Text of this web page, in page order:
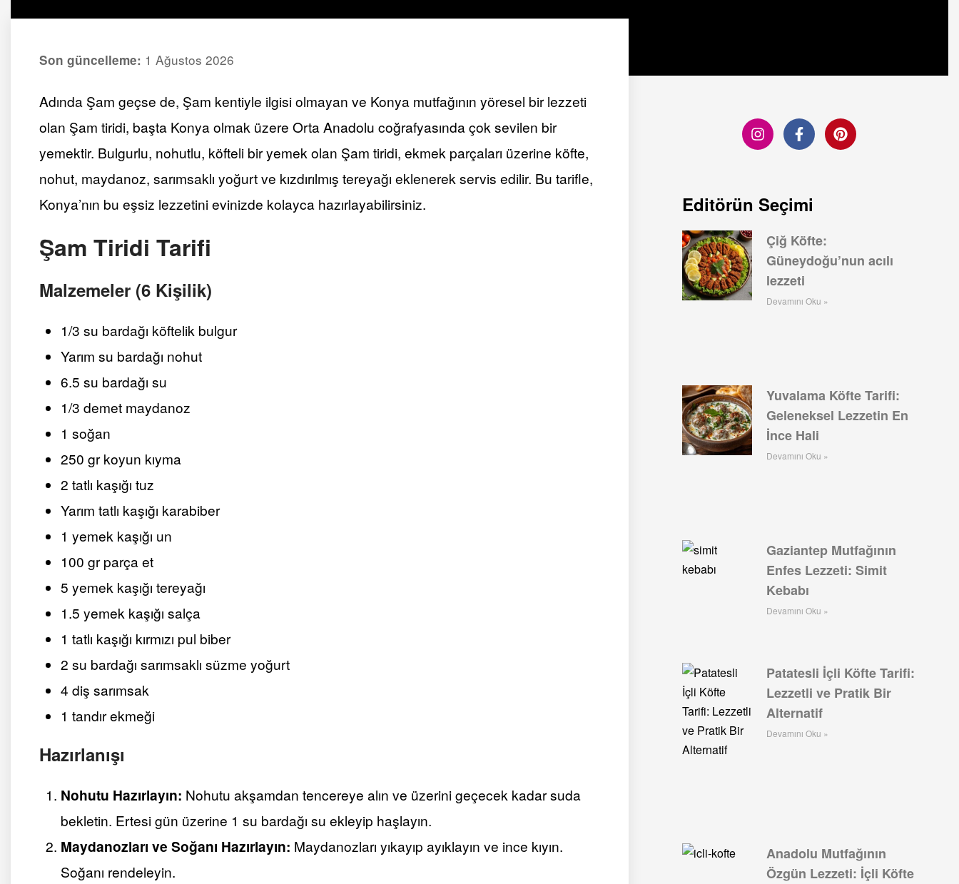
Son güncelleme: 1 Ağustos 2026
Adında Şam geçse de, Şam kentiyle ilgisi olmayan ve Konya mutfağının yöresel bir lezzeti
olan Şam tiridi, başta Konya olmak üzere Orta Anadolu coğrafyasında çok sevilen bir
yemektir. Bulgurlu, nohutlu, köfteli bir yemek olan Şam tiridi, ekmek parçaları üzerine köfte,
nohut, maydanoz, sarımsaklı yoğurt ve kızdırılmış tereyağı eklenerek servis edilir. Bu tarifle,
Konya’nın bu eşsiz lezzetini evinizde kolayca hazırlayabilirsiniz.
Şam Tiridi Tarifi
Malzemeler (6 Kişilik)
1/3 su bardağı köftelik bulgur
Yarım su bardağı nohut
6.5 su bardağı su
1/3 demet maydanoz
1 soğan
250 gr koyun kıyma
2 tatlı kaşığı tuz
Yarım tatlı kaşığı karabiber
1 yemek kaşığı un
100 gr parça et
5 yemek kaşığı tereyağı
1.5 yemek kaşığı salça
1 tatlı kaşığı kırmızı pul biber
2 su bardağı sarımsaklı süzme yoğurt
4 diş sarımsak
1 tandır ekmeği
Hazırlanışı
Nohutu Hazırlayın: Nohutu akşamdan tencereye alın ve üzerini geçecek kadar suda
bekletin. Ertesi gün üzerine 1 su bardağı su ekleyip haşlayın.
Maydanozları ve Soğanı Hazırlayın: Maydanozları yıkayıp ayıklayın ve ince kıyın.
Soğanı rendeleyin.
Editörün Seçimi
Çiğ Köfte:
Güneydoğu’nun acılı
lezzeti
Devamını Oku »
Yuvalama Köfte Tarifi:
Geleneksel Lezzetin En
İnce Hali
Devamını Oku »
Gaziantep Mutfağının
Enfes Lezzeti: Simit
Kebabı
Devamını Oku »
Patatesli İçli Köfte Tarifi:
Lezzetli ve Pratik Bir
Alternatif
Devamını Oku »
Anadolu Mutfağının
Özgün Lezzeti: İçli Köfte